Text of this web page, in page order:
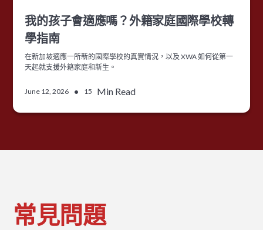
我的孩子會適應嗎？外籍家庭國際學校轉
學指南
在新加坡適應一所新的國際學校的真實情況，以及 XWA 如何從第一
天起就支援外籍家庭和新生。
June 12, 2026 • 15 Min Read
常見問題